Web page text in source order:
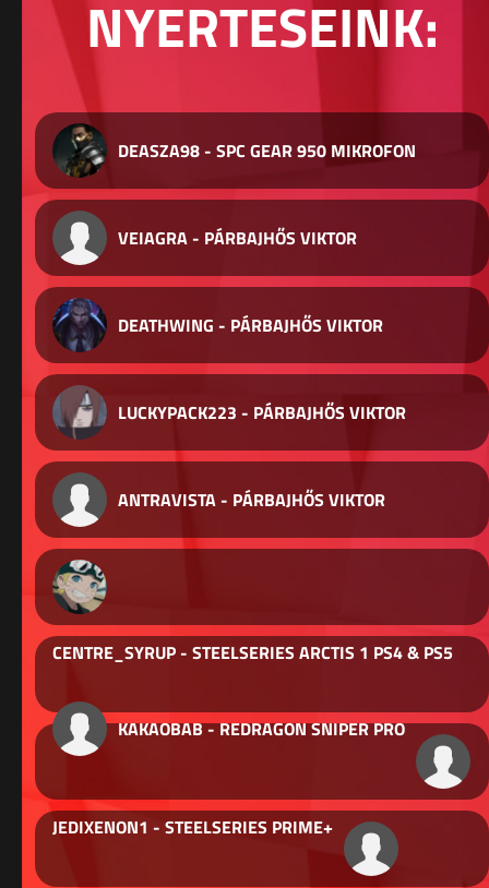
NYERTESEINK:
DEASZA98 - SPC GEAR 950 MIKROFON
VEIAGRA - PÁRBAJHŐS VIKTOR
DEATHWING - PÁRBAJHŐS VIKTOR
LUCKYPACK223 - PÁRBAJHŐS VIKTOR
ANTRAVISTA - PÁRBAJHŐS VIKTOR
CENTRE_SYRUP - STEELSERIES ARCTIS 1 PS4 & PS5
KAKAOBAB - REDRAGON SNIPER PRO
JEDIXENON1 - STEELSERIES PRIME+